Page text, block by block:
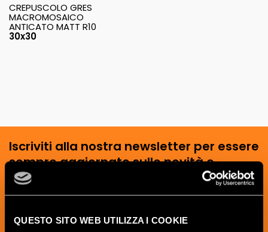
QUESTO SITO WEB UTILIZZA I COOKIE
CREPUSCOLO GRES
MACROMOSAICO
ANTICATO MATT R10
30x30
Iscriviti alla nostra newsletter per essere
sempre aggiornato sulle novità e
ricevere idee, consigli e suggerimenti
del mondo della ceramica e dell’interior